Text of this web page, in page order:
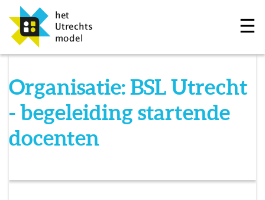
☰
Organisatie:BSL Utrecht
- begeleiding startende
docenten